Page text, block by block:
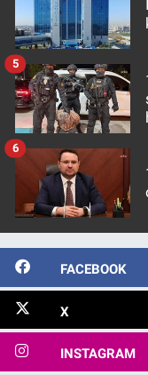
5
6
FACEBOOK
X
INSTAGRAM